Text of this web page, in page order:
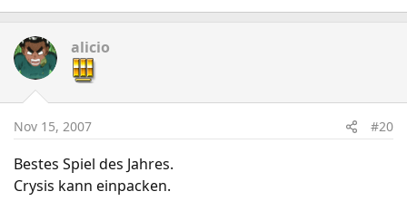
alicio
Nov 15, 2007 #20
Bestes Spiel des Jahres.
Crysis kann einpacken.